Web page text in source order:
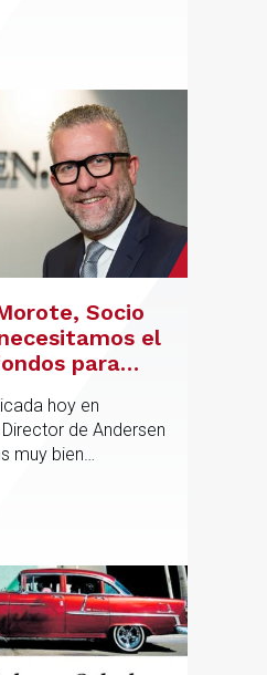
Socio
el
para
hoy en
de Andersen
muy bien
que vamos